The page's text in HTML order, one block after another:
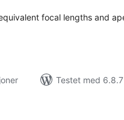
focal lengths and
Testet med 6.8.7